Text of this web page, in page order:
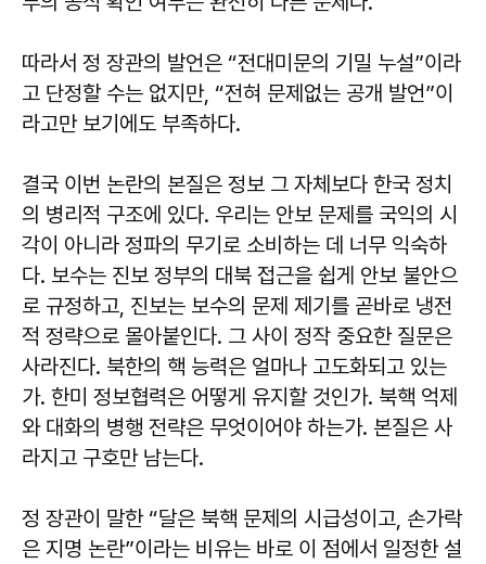
따라서 정 장관의 발언은 “전대미문의 기밀 누설”이라
고 단정할 수는 없지만, “전혀 문제없는 공개 발언”이
라고만 보기에도 부족하다.
결국 이번 논란의 본질은 정보 그 자체보다 한국 정치
의 병리적 구조에 있다. 우리는 안보 문제를 국익의 시
각이 아니라 정파의 무기로 소비하는 데 너무 익숙하
다. 보수는 진보 정부의 대북 접근을 쉽게 안보 불안으
로 규정하고, 진보는 보수의 문제 제기를 곧바로 냉전
적 정략으로 몰아붙인다. 그 사이 정작 중요한 질문은
사라진다. 북한의 핵 능력은 얼마나 고도화되고 있는
가. 한미 정보협력은 어떻게 유지할 것인가. 북핵 억제
와 대화의 병행 전략은 무엇이어야 하는가. 본질은 사
라지고 구호만 남는다.
정 장관이 말한 “달은 북핵 문제의 시급성이고, 손가락
은 지명 논란”이라는 비유는 바로 이 점에서 일정한 설